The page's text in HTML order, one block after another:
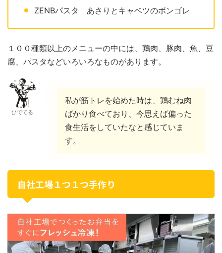
ZENBパスタ あさりとキャベツのボンゴレ
１００種類以上のメニューの中には、鶏肉、豚肉、魚、豆
腐、パスタなどいろいろなものがあります。
ひでてる
私が筋トレを始めた時は、鶏むね肉
ばかり食べており、今思えば偏った
食生活をしていたなと感じていま
す。
自社工場１つ１つ手作り